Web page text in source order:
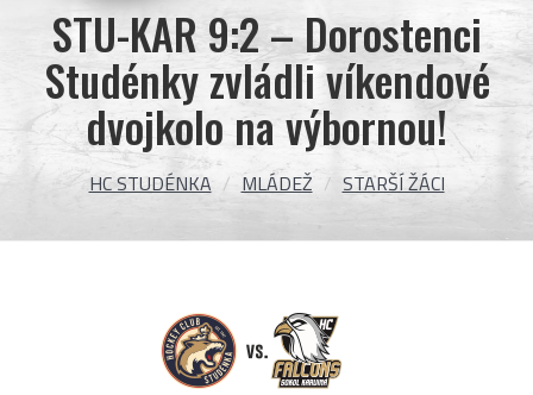
STU-KAR 9:2 – Dorostenci
Studénky zvládli víkendové
dvojkolo na výbornou!
HC STUDÉNKA MLÁDEŽ STARŠÍ ŽÁCI